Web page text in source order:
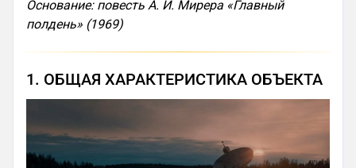
Основание: повесть А. И. Мирера «Главный
полдень» (1969)
1. ОБЩАЯ ХАРАКТЕРИСТИКА ОБЪЕКТА